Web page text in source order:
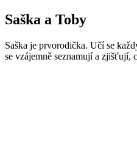
Saška a Toby
Saška je prvorodička. Učí se
se vzájemně seznamují a zjišťují,